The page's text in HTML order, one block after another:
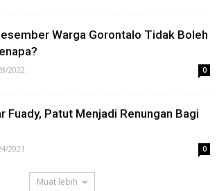
Warga Gorontalo Tidak Boleh
2022 0
Fuady, Patut Menjadi Renungan Bagi
2021 0
Muat lebih